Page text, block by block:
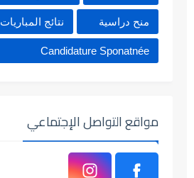
منح دراسية نتائج المباريات
Candidature Sponatnée
مواقع التواصل الإجتماعي